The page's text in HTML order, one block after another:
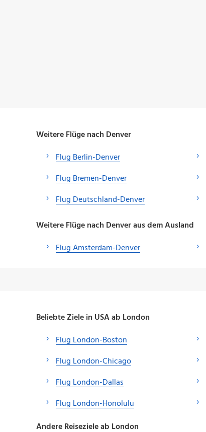
Weitere Flüge nach Denver
Flug Berlin-Denver
Flug Bremen-Denver
Flug Deutschland-Denver
Weitere Flüge nach Denver aus dem Ausland
Flug Amsterdam-Denver
Beliebte Ziele in USA ab London
Flug London-Boston
Flug London-Chicago
Flug London-Dallas
Flug London-Honolulu
Andere Reiseziele ab London